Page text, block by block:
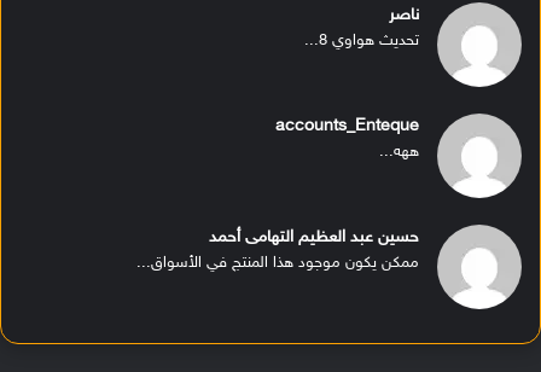
ناصر
تحديث هواوي 8...
accounts_Enteque
ههه...
حسين عبد العظيم التهامى أحمد
ممكن يكون موجود هذا المنتج في الأسواق...